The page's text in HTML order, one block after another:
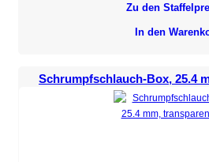
Zu den
In den
Schrumpfschlauch-Box, 25.4